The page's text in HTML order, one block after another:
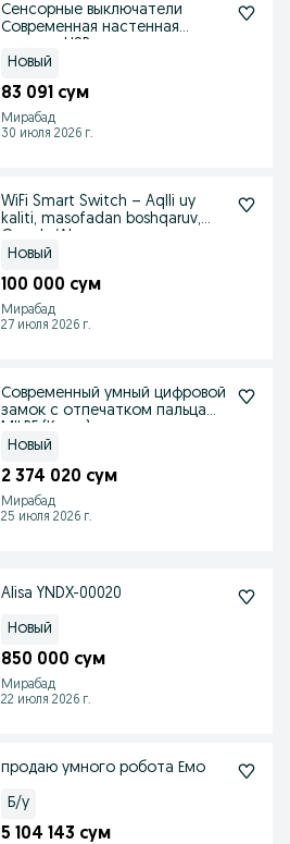
Сенсорные выключатели
Современная настенная
Новый
83 091 сум
Мирабад
30 июля 2026 г.
WiFi Smart Switch – Aqlli uy
kaliti, masofadan boshqaruv,
Новый
100 000 сум
Мирабад
27 июля 2026 г.
Современный умный цифровой
замок с отпечатком пальца
Новый
2 374 020 сум
Мирабад
25 июля 2026 г.
Alisa YNDX-00020
Новый
850 000 сум
Мирабад
22 июля 2026 г.
продаю умного робота Емо
Б/у
5 104 143 сум